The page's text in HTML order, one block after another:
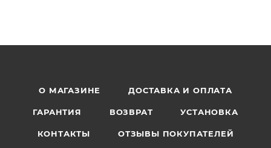
О МАГАЗИНЕ ДОСТАВКА И ОПЛАТА
ГАРАНТИЯ ВОЗВРАТ УСТАНОВКА
КОНТАКТЫ ОТЗЫВЫ ПОКУПАТЕЛЕЙ